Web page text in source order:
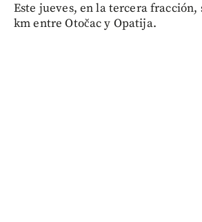
Este jueves, en la tercera fracción,
km entre Otočac y Opatija.